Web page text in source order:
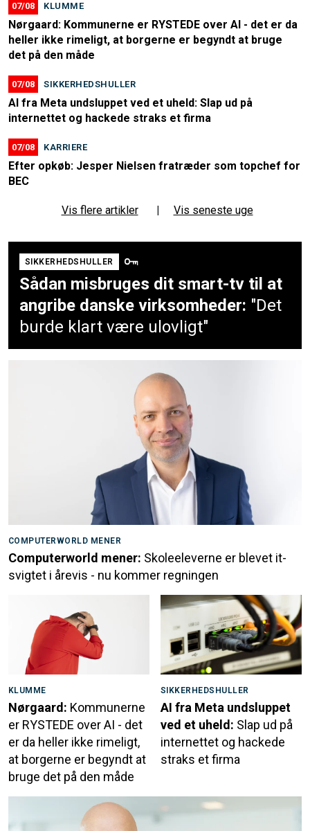
07/08 KLUMME
Nørgaard: Kommunerne er RYSTEDE over AI - det er da
heller ikke rimeligt, at borgerne er begyndt at bruge
det på den måde
07/08 SIKKERHEDSHULLER
AI fra Meta undsluppet ved et uheld: Slap ud på
internettet og hackede straks et firma
07/08 KARRIERE
Efter opkøb: Jesper Nielsen fratræder som topchef for
BEC
Vis flere artikler | Vis seneste uge
SIKKERHEDSHULLER
Sådan misbruges dit smart-tv til at
angribe danske virksomheder: "Det
burde klart være ulovligt"
COMPUTERWORLD MENER
Computerworld mener: Skoleeleverne er blevet it-
svigtet i årevis - nu kommer regningen
KLUMME
Nørgaard: Kommunerne
er RYSTEDE over AI - det
er da heller ikke rimeligt,
at borgerne er begyndt at
bruge det på den måde
SIKKERHEDSHULLER
AI fra Meta undsluppet
ved et uheld: Slap ud på
internettet og hackede
straks et firma